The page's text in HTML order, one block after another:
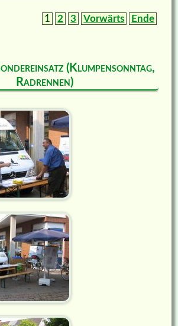
1
2 3 Vorwärts Ende
(Klumpensonntag,
Radrennen)